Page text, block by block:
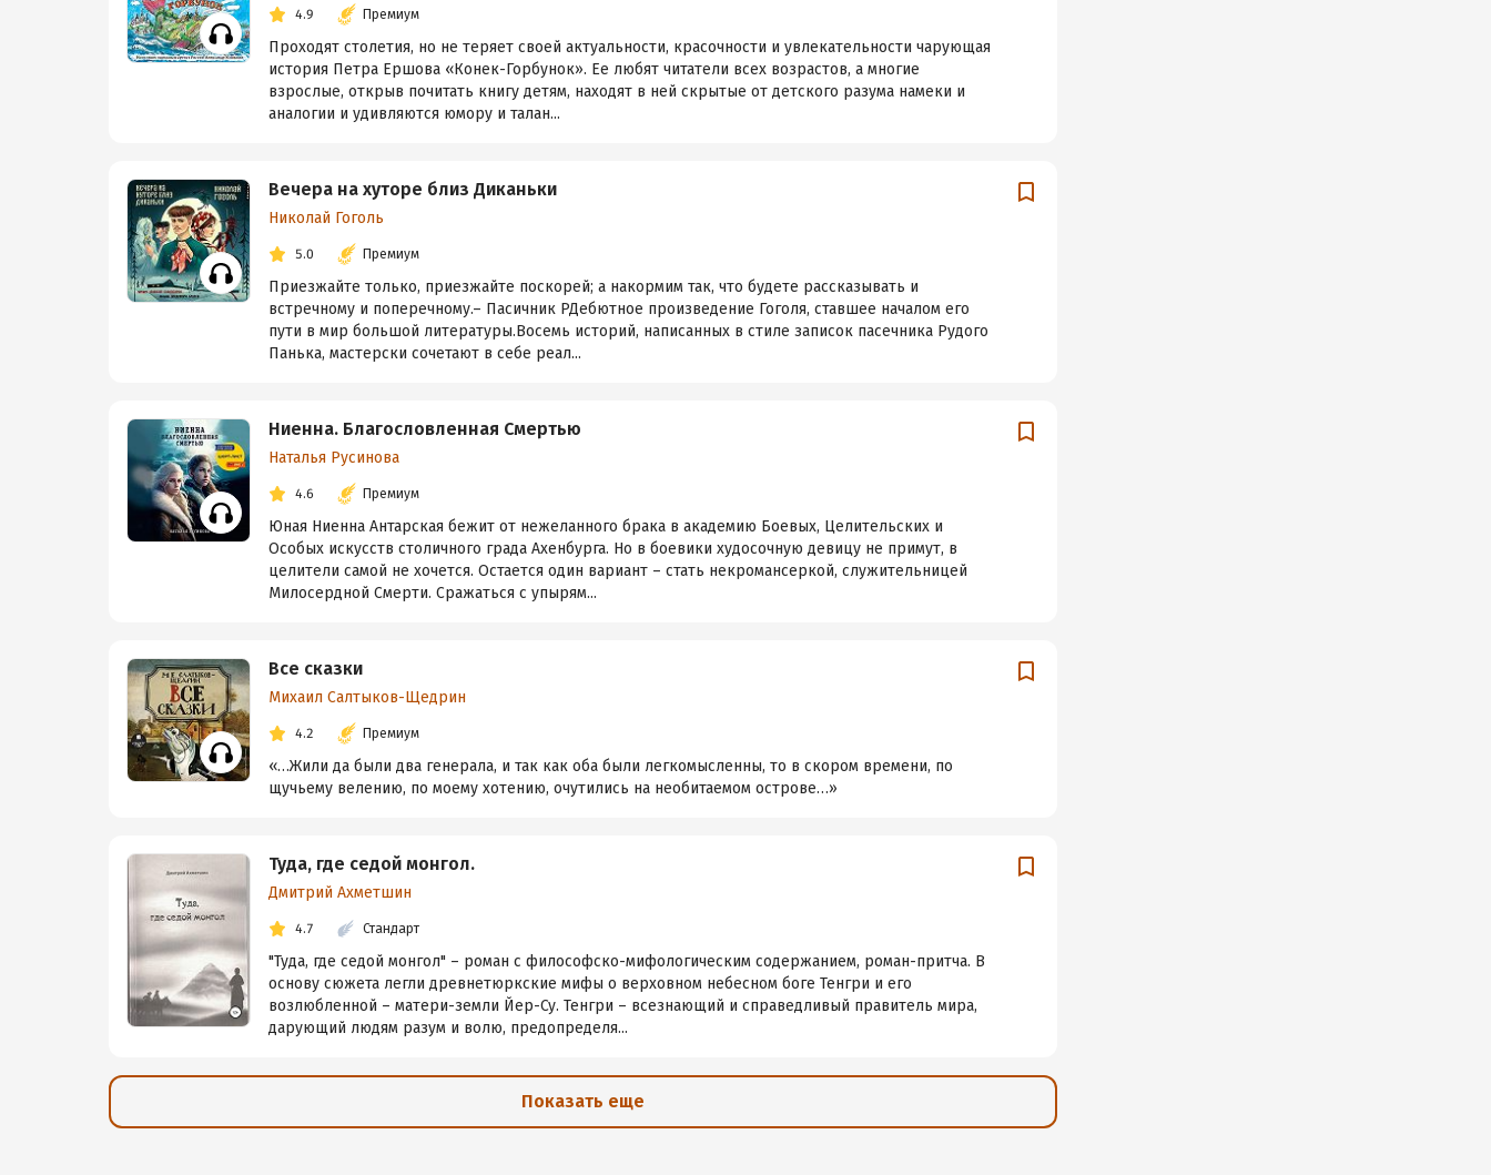
4.9 Премиум
Проходят столетия, но не теряет своей актуальности, красочности и увлекательности чарующая
история Петра Ершова «Конек-Горбунок». Ее любят читатели всех возрастов, а многие
взрослые, открыв почитать книгу детям, находят в ней скрытые от детского разума намеки и
аналогии и удивляются юмору и талан...
Вечера на хуторе близ Диканьки
Николай Гоголь
5.0 Премиум
Приезжайте только, приезжайте поскорей; а накормим так, что будете рассказывать и
встречному и поперечному.– Пасичник РДебютное произведение Гоголя, ставшее началом его
пути в мир большой литературы.Восемь историй, написанных в стиле записок пасечника Рудого
Панька, мастерски сочетают в себе реал...
Ниенна. Благословленная Смертью
Наталья Русинова
4.6 Премиум
Юная Ниенна Антарская бежит от нежеланного брака в академию Боевых, Целительских и
Особых искусств столичного града Ахенбурга. Но в боевики худосочную девицу не примут, в
целители самой не хочется. Остается один вариант – стать некромансеркой, служительницей
Милосердной Смерти. Сражаться с упырям...
Все сказки
Михаил Салтыков-Щедрин
4.2 Премиум
«…Жили да были два генерала, и так как оба были легкомысленны, то в скором времени, по
щучьему велению, по моему хотению, очутились на необитаемом острове…»
Туда, где седой монгол.
Дмитрий Ахметшин
4.7 Стандарт
"Туда, где седой монгол" – роман с философско-мифологическим содержанием, роман-притча. В
основу сюжета легли древнетюркские мифы о верховном небесном боге Тенгри и его
возлюбленной – матери-земли Йер-Су. Тенгри – всезнающий и справедливый правитель мира,
дарующий людям разум и волю, предопределя...
Показать еще